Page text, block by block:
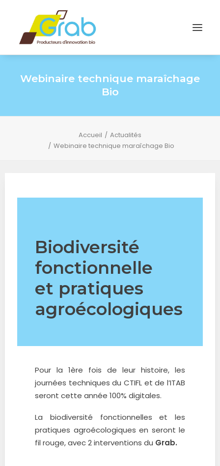
Webinaire technique maraîchage
Bio
Accueil
Actualités
Webinaire technique maraîchage Bio
Biodiversité
fonctionnelle
et pratiques
agroécologiques
Pour la 1ère fois de leur histoire, les
journées techniques du CTIFL et de l’ITAB
seront cette année 100% digitales.
La biodiversité fonctionnelles et les
pratiques agroécologiques en seront le
fil rouge, avec 2 interventions du Grab.